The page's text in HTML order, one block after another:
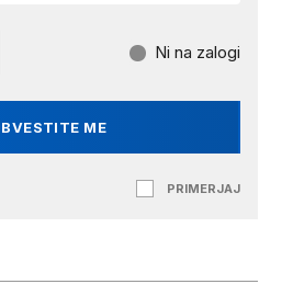
ME
Ni na zalogi
PRIMERJAJ